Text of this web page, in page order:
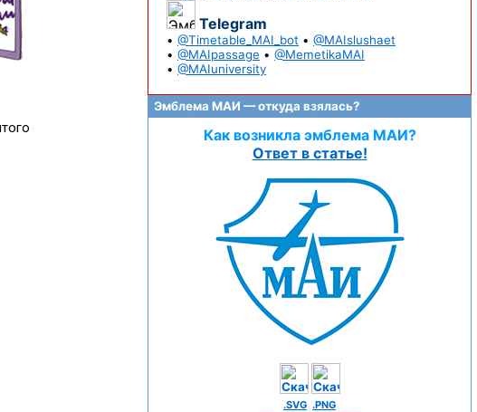
Telegram
• @Timetable_MAI_bot • @MAIslushaet
• @MAIpassage • @MemetikaMAI
• @MAIuniversity
Эмблема МАИ — откуда взялась?
Как возникла эмблема МАИ?
Ответ в статье!
.SVG .PNG